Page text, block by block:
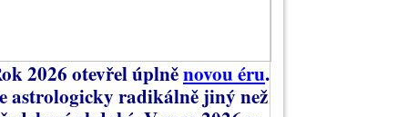
2026 otevřel úplněnovou éru.
astrologicky radikálně jiný než